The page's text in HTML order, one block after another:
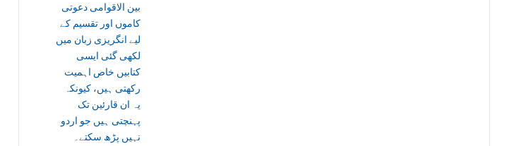
بین الاقوامی دعوتی
کاموں اور تقسیم کے
لیے انگریزی زبان میں
لکھی گئی ایسی
کتابیں خاص اہمیت
رکھتی ہیں، کیونکہ
یہ ان قارئین تک
پہنچتی ہیں جو اردو
نہیں پڑھ سکتے۔